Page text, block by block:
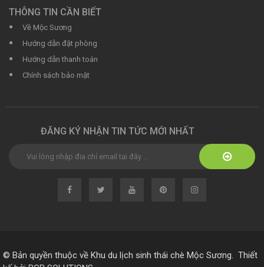
THÔNG TIN CẦN BIẾT
Về Mộc Sương
Hướng dẫn đặt phòng
Hướng dẫn thanh toán
Chính sách bảo mật
ĐĂNG KÝ NHẬN TIN TỨC MỚI NHẤT
© Bản quyền thuộc về Khu du lịch sinh thái chè Mộc Sương. Thiết